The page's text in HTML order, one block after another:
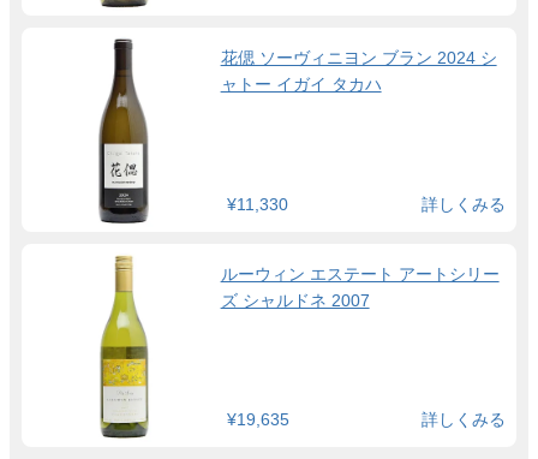
花偲 ソーヴィニヨン ブラン 2024 シ
ャトー イガイ タカハ
¥11,330 詳しくみる
ルーウィン エステート アートシリー
ズ シャルドネ 2007
¥19,635 詳しくみる